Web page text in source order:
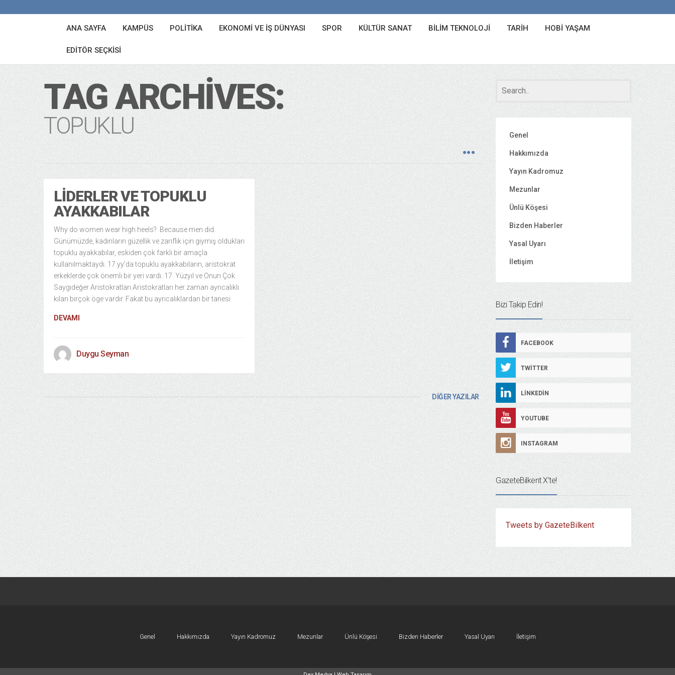
ANA SAYFA KAMPÜS POLITIKA EKONOMI VE İŞ DÜNYASI SPOR KÜLTÜR SANAT BILIM TEKNOLOJI TARIH HOBI YAŞAM
EDITÖR SEÇKISI
TAG ARCHIVES:
TOPUKLU
LIDERLER VE TOPUKLU
AYAKKABILAR
Why do women wear high heels? Because men did.
Günümüzde, kadınların güzellik ve zariflik için giymiş oldukları
topuklu ayakkabılar, eskiden çok farklı bir amaçla
kullanılmaktaydı. 17.yy’da topuklu ayakkabıların, aristokrat
erkeklerde çok önemli bir yeri vardı. 17. Yüzyıl ve Onun Çok
Saygıdeğer Aristokratları Aristokratları her zaman ayrıcalıklı
kılan birçok öge vardır. Fakat bu ayrıcalıklardan bir tanesi
DEVAMI
Duygu Seyman
DİĞER YAZILAR
Genel
Hakkımızda
Yayın Kadromuz
Mezunlar
Ünlü Köşesi
Bizden Haberler
Yasal Uyarı
İletişim
Bizi Takip Edin!
FACEBOOK
TWITTER
LINKEDIN
YOUTUBE
INSTAGRAM
GazeteBilkent X’te!
Tweets by GazeteBilkent
Genel Hakkımızda Yayın Kadromuz Mezunlar Ünlü Köşesi Bizden Haberler Yasal Uyarı İletişim